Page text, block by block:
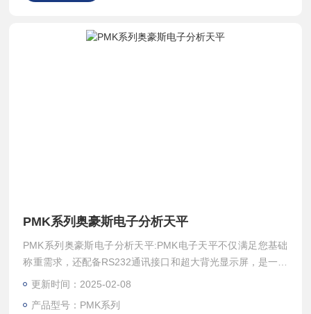
PMK系列奥豪斯电子分析天平
PMK系列奥豪斯电子分析天平:PMK电子天平不仅满足您基础
称重需求，还配备RS232通讯接口和超大背光显示屏，是一款
操作简 便、性能优异、价格实惠的日常称重天平，可满足实
更新时间：2025-02-08
产品型号：PMK系列